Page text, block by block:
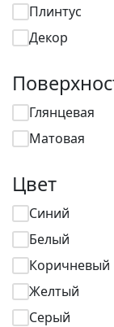
Плинтус
Декор
Глянцевая
Матовая
Цвет
Синий
Белый
Коричневый
Желтый
Серый